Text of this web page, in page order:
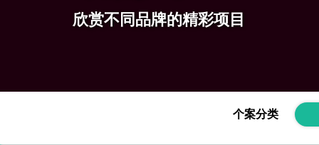
欣赏不同品牌的精彩项目
个案分类